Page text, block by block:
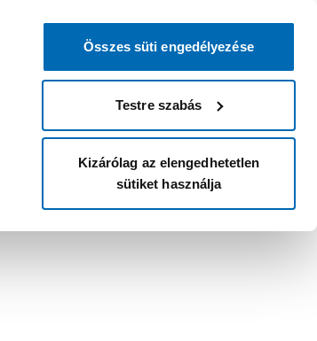
Összes süti engedélyezése
Testre szabás
Kizárólag az elengedhetetlen
sütiket használja